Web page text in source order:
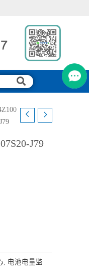
搜
索
J79
, 电池电量监